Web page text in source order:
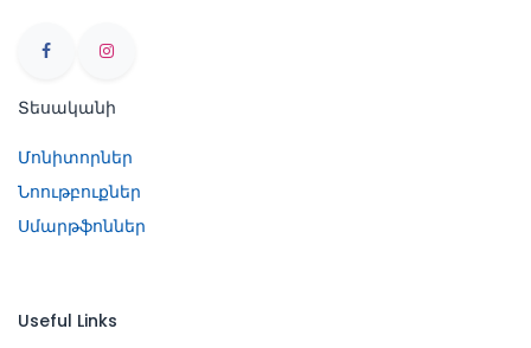
Տեսականի
Մոնիտորներ
Նոութբուքներ
Սմարթֆոններ
Useful Links